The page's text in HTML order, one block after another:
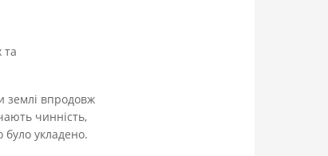
та
землі впродовж
чинність,
було укладено.